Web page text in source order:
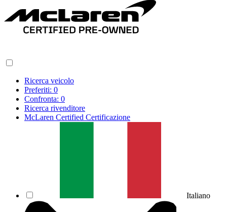
Ricerca veicolo
Preferiti: 0
Confronta: 0
Ricerca rivenditore
McLaren Certified Certificazione
Italiano